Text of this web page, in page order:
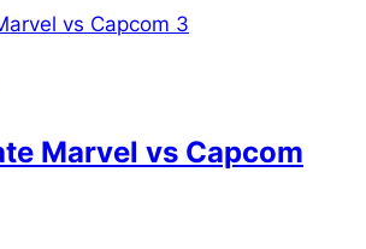
DIVA
Marvel vs Capcom